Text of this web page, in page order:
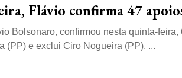
Flávio confirma 47
Bolsonaro, confirmou nesta quinta-
(PP) e exclui Ciro Nogueira (PP), ...